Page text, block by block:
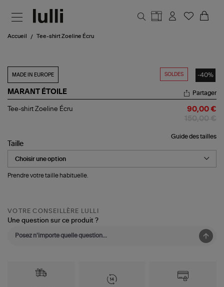
Accueil Tee-shirt Zoeline Écru
SOLDES -40%
MADE IN EUROPE
MARANT ÉTOILE
Tee-
Partager
Tee-shirt Zoeline Écru 90,00 €
Guide des tailles
Taille
Prendre votre taille habituelle.
VOTRE CONSEILLÈRE LULLI
Une question sur ce produit ?